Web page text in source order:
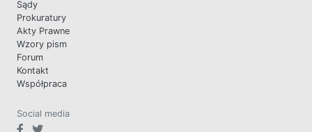
Sądy
Prokuratury
Akty Prawne
Wzory pism
Forum
Kontakt
Współpraca
Social media